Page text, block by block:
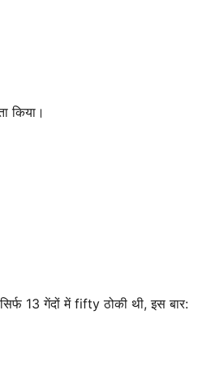
किया।
13 गेंदों में fifty ठोकी थी, इस बार: